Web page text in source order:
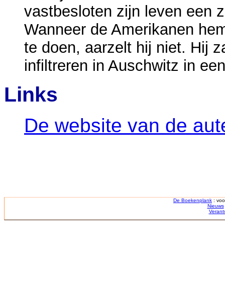
vastbesloten zijn leven een
Wanneer de Amerikanen
te doen, aarzelt hij niet. Hij
infiltreren in Auschwitz in
Links
De website van de
De Boekenplank :
Nieuws